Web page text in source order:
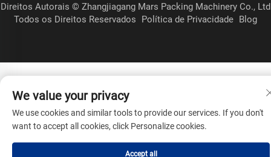
Direitos Autorais © Zhangjiagang Mars Packing Machinery Co., Ltd
Todos os Direitos Reservados
Política de Privacidade Blog
We value your privacy
We use cookies and similar tools to provide our services. If you don't
want to accept all cookies, click Personalize cookies.
Accept all